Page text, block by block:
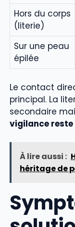
Hors du corps
(literie)
Sur une peau
épilée
Le contact
principal. La
secondaire
vigilance reste
À lire aussi :
héritage de